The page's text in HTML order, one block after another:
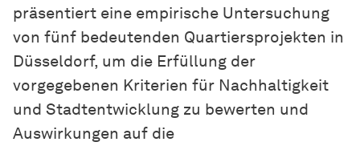
präsentiert eine empirische Untersuchung
von fünf bedeutenden Quartiersprojekten in
Düsseldorf, um die Erfüllung der
vorgegebenen Kriterien für Nachhaltigkeit
und Stadtentwicklung zu bewerten und
Auswirkungen auf die